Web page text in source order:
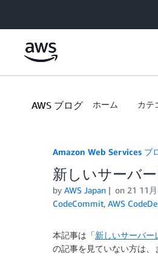
AWS ブログ ホーム カテ
Amazon Web Services ブ
新しいサーバ
by AWS Japan on 21 11
CodeCommit, AWS
本記事は「新しいサーバー
の記事を見ていない方は、